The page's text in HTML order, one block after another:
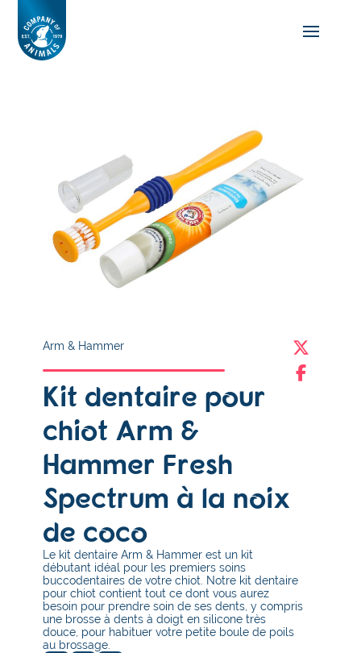
Arm & Hammer
Kit dentaire pour
chiot Arm &
Hammer Fresh
Spectrum à la noix
de coco
Le kit dentaire Arm & Hammer est un kit
débutant idéal pour les premiers soins
buccodentaires de votre chiot. Notre kit dentaire
pour chiot contient tout ce dont vous aurez
besoin pour prendre soin de ses dents, y compris
une brosse à dents à doigt en silicone très
douce, pour habituer votre petite boule de poils
au brossage.